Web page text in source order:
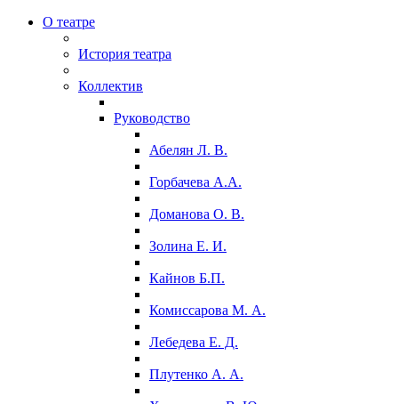
О театре
История театра
Коллектив
Руководство
Абелян Л. В.
Горбачева А.А.
Доманова О. В.
Золина Е. И.
Кайнов Б.П.
Комиссарова М. А.
Лебедева Е. Д.
Плутенко А. А.